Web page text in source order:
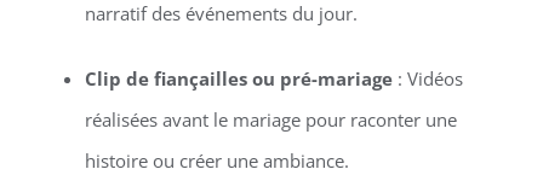
narratif des événements du jour.
Clip de fiançailles ou pré-mariage: Vidéos
réalisées avant le mariage pour raconter une
histoire ou créer une ambiance.